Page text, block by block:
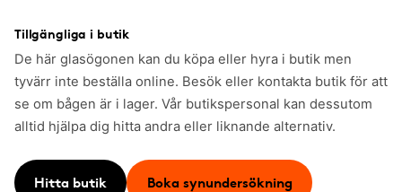
Tillgängliga i butik
De här glasögonen kan du köpa eller hyra i butik men
tyvärr inte beställa online. Besök eller kontakta butik för att
se om bågen är i lager. Vår butikspersonal kan dessutom
alltid hjälpa dig hitta andra eller liknande alternativ.
Hitta butik Boka synundersökning